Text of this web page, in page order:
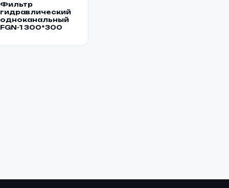
Фильтр
гидравлический
одноканальный
FGN-1 300*300